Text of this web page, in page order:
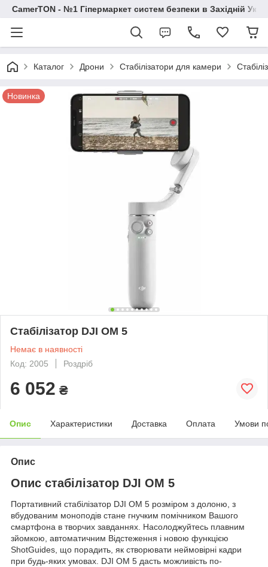
CamerTON - №1 Гіпермаркет систем безпеки в Західній
Каталог Дрони Стабілізатори для камери
Новинка
Стабілізатор DJI OM 5
Немає в наявності
Код: 2005
Роздріб
6 052 ₴
Опис Характеристики Доставка Оплата Умови
Опис
Опис стабілізатор DJI OM 5
Портативний стабілізатор DJI OM 5 розміром з долоню, з
вбудованим моноподів стане гнучким помічником Вашого
смартфона в творчих завданнях. Насолоджуйтесь плавним
зйомкою, автоматичним Відстеження і новою функцією
ShotGuides, що порадить, як створювати неймовірні кадри
при будь-яких умовах. DJI OM 5 дасть можливість по-